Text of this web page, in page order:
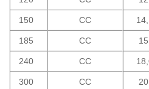
150 CC
185 CC
240 CC
300 CC